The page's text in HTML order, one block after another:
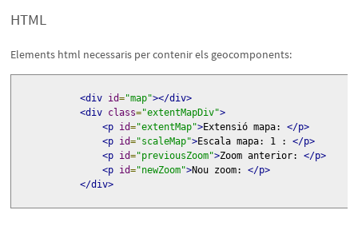
HTML
Elements html necessaris per contenir els geocomponents:
<div id="map"></div>
<div class="extentMapDiv">
<p id="extentMap">Extensió mapa: </p>
<p id="scaleMap">Escala mapa: 1 : </p>
<p id="previousZoom">Zoom anterior: </p>
<p id="newZoom">Nou zoom: </p>
</div>